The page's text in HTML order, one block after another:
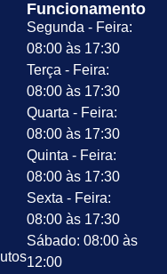
Funcionamento
Segunda - Feira:
08:00 às 17:30
Terça - Feira:
08:00 às 17:30
Quarta - Feira:
08:00 às 17:30
Quinta - Feira:
08:00 às 17:30
Sexta - Feira:
08:00 às 17:30
Sábado: 08:00 às
12:00